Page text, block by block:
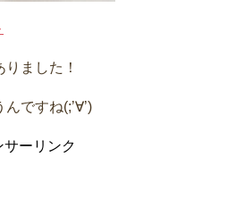
ました！
ですね(;’∀’)
サーリンク